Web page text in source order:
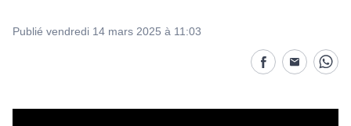
Publié vendredi 14 mars 2025 à 11:03
Partage désactivé
Partage